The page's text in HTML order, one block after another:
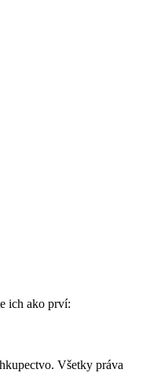
ich ako prví:
Všetky práva